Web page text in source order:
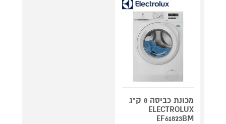
מכונת כביסה 8 ק"ג
ELECTROLUX
EF61823BM